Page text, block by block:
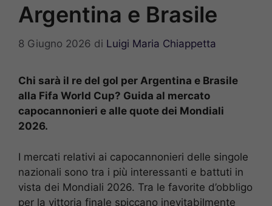
Argentina e Brasile
8 Giugno 2026 di Luigi Maria Chiappetta
Chi sarà il re del gol per Argentina e Brasile
alla Fifa World Cup? Guida al mercato
capocannonieri e alle quote dei Mondiali
2026.
I mercati relativi ai capocannonieri delle singole
nazionali sono tra i più interessanti e battuti in
vista dei Mondiali 2026. Tra le favorite d’obbligo
per la vittoria finale spiccano inevitabilmente